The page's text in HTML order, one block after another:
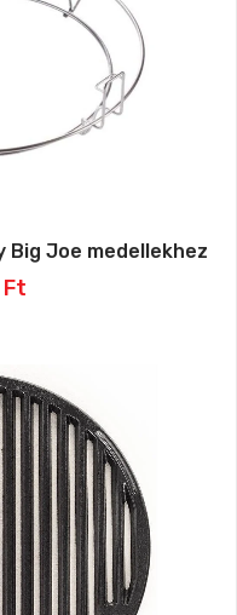
Joe medellekhez
Ft